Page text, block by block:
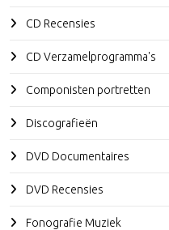
CD Recensies
CD Verzamelprogramma's
Componisten portretten
Discografieën
DVD Documentaires
DVD Recensies
Fonografie Muziek